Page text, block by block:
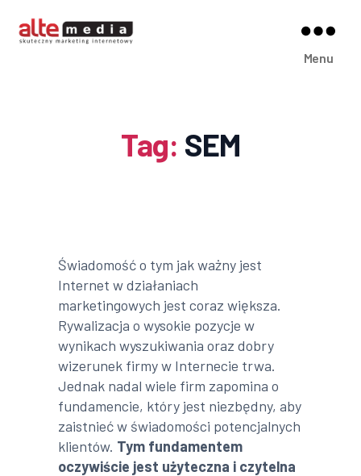
Menu
Tag: SEM
Świadomość o tym jak ważny jest
Internet w działaniach
marketingowych jest coraz większa.
Rywalizacja o wysokie pozycje w
wynikach wyszukiwania oraz dobry
wizerunek firmy w Internecie trwa.
Jednak nadal wiele firm zapomina o
fundamencie, który jest niezbędny, aby
zaistnieć w świadomości potencjalnych
klientów. Tym fundamentem
oczywiście jest użyteczna i czytelna